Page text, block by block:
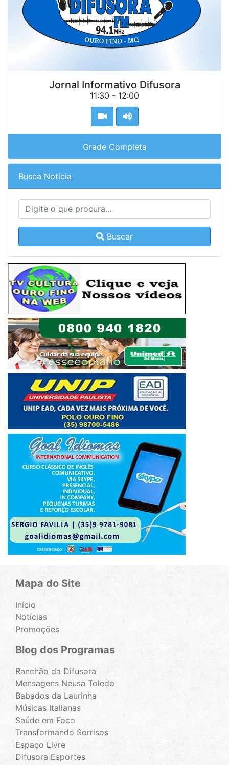
Jornal Informativo Difusora
11:30 - 12:00
Grade Completa
Busca Notícia
Buscar
Mapa do Site
Início
Notícias
Promoções
Blog dos Programas
Ranchão da Difusora
Mensagens Neusa Toledo
Babados da Laurinha
Músicas Italianas
Saúde em Foco
Transformando Sorrisos
Espaço Livre
Difusora Esportes